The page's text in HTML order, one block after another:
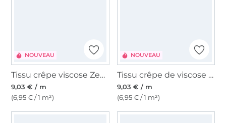
NOUVEAU
Tissu crêpe viscose Zebra
9,03 € / m
(6,95 € / 1 m²)
NOUVEAU
Tissu crêpe de viscose Mystic Leopard
9,03 € / m
(6,95 € / 1 m²)